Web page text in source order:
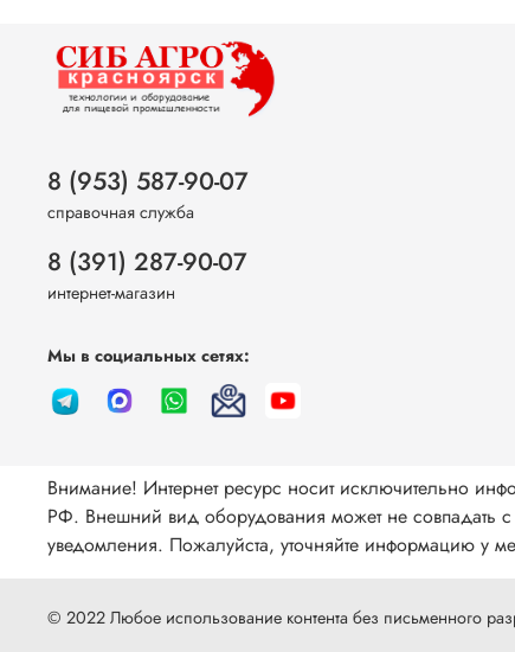
8 (953) 587-90-07
справочная служба
8 (391) 287-90-07
интернет-магазин
Мы в социальных сетях:
Внимание! Интернет ресурс носит исключительно
РФ. Внешний вид оборудования может не совпадать с
уведомления. Пожалуйста, уточняйте информацию у
© 2022 Любое использование контента без письменного